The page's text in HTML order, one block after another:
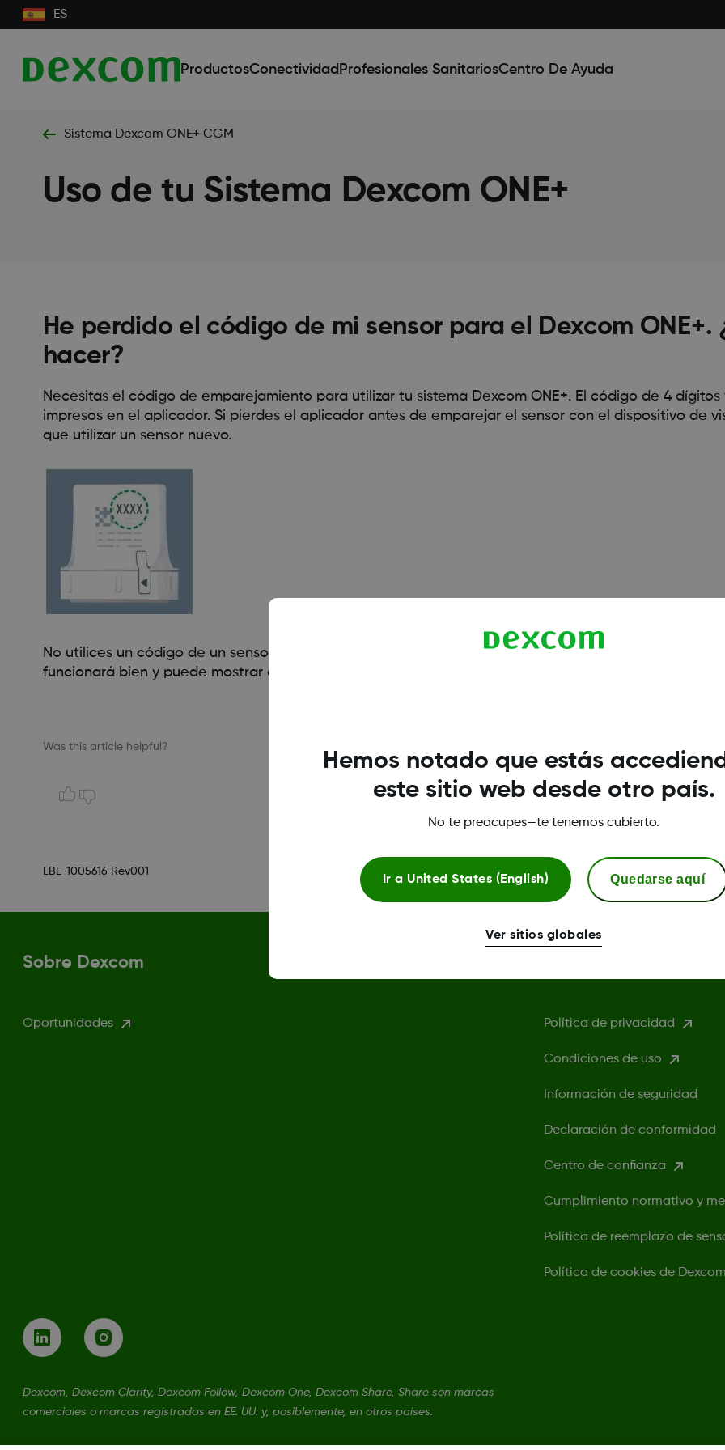
ES
ProductosConectividad Profesionales SanitariosCentro De Ayuda
Sistema Dexcom ONE+ CGM
Uso de tu Sistema Dexcom ONE+
He perdido el código de mi sensor para el Dexcom ONE+.
hacer?
Necesitas el código de emparejamiento para utilizar tu sistema Dexcom ONE+. El código de 4
impresos en el aplicador. Si pierdes el aplicador antes de emparejar el sensor con el dispositivo de
que utilizar un sensor nuevo.
No utilices un código de un sensor diferente ni te inventes un código. Si no introduces el código
funcionará bien y puede mostrar datos imprecisos.
Was this article helpful?
LBL-1005616 Rev001
Sobre Dexcom
Oportunidades Política de privacidad
Condiciones de uso
Información de seguridad
Declaración de conformidad
Centro de confianza
Cumplimiento normativo y
Política de reemplazo de
Política de cookies de Dexcom
Dexcom, Dexcom Clarity, Dexcom Follow, Dexcom One, Dexcom Share, Share son marcas
comerciales o marcas registradas en EE. UU. y, posiblemente, en otros países.
Hemos notado que estás
este sitio web desde otro país.
No te preocupes—te tenemos cubierto.
Ir a United States (English) Quedarse aquí
Ver sitios globales